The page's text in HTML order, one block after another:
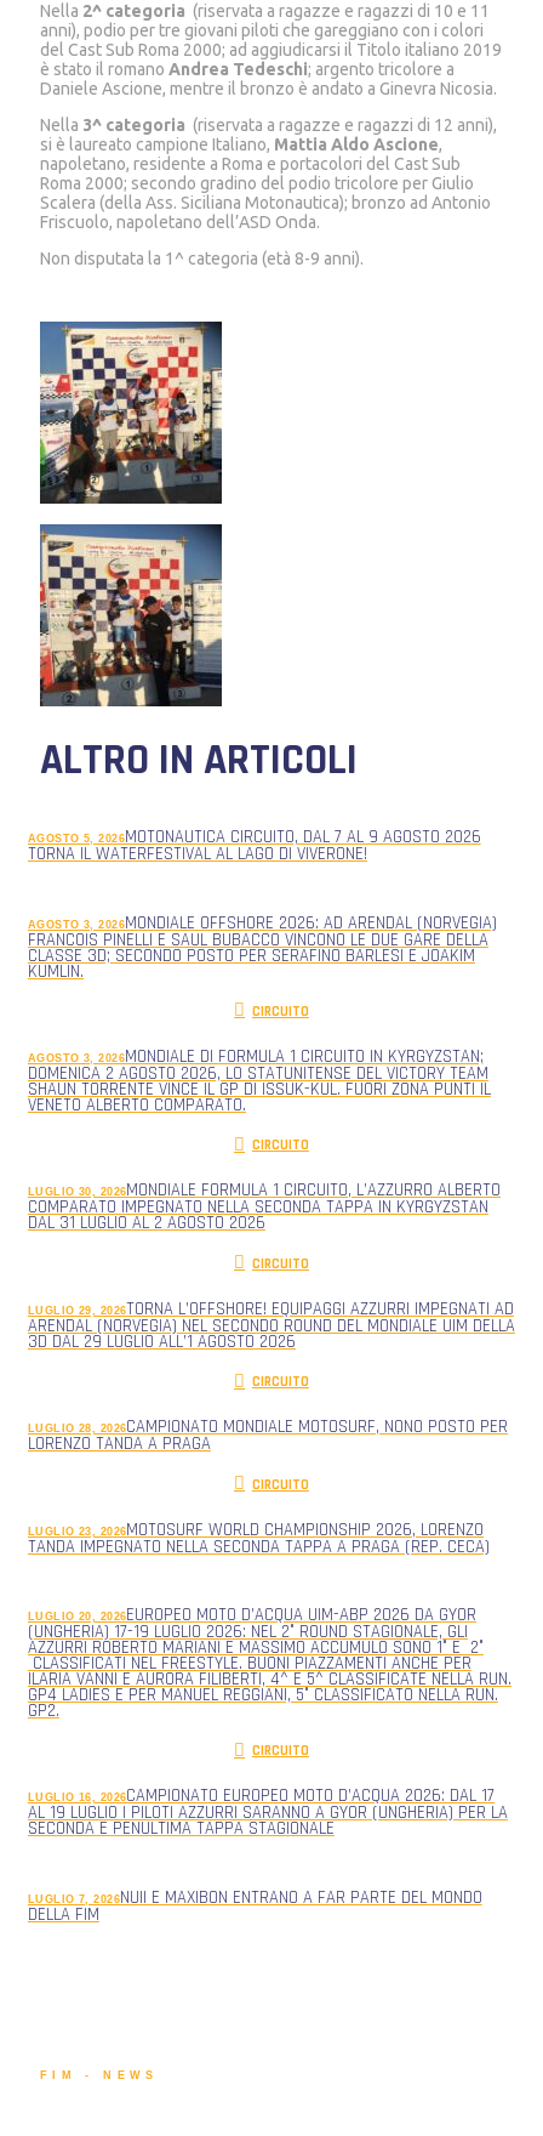
Nella 2^ categoria (riservata a ragazze e ragazzi di 10 e 11
anni), podio per tre giovani piloti che gareggiano con i colori
del Cast Sub Roma 2000; ad aggiudicarsi il Titolo italiano 2019
è stato il romano Andrea Tedeschi; argento tricolore a
Daniele Ascione, mentre il bronzo è andato a Ginevra Nicosia.
Nella 3^ categoria (riservata a ragazze e ragazzi di 12 anni),
si è laureato campione Italiano, Mattia Aldo Ascione,
napoletano, residente a Roma e portacolori del Cast Sub
Roma 2000; secondo gradino del podio tricolore per Giulio
Scalera (della Ass. Siciliana Motonautica); bronzo ad Antonio
Friscuolo, napoletano dell’ASD Onda.
Non disputata la 1^ categoria (età 8-9 anni).
ALTRO IN ARTICOLI
AGOSTO 5, 2026MOTONAUTICA CIRCUITO, DAL 7 AL 9 AGOSTO 2026
TORNA IL WATERFESTIVAL AL LAGO DI VIVERONE!
AGOSTO 3, 2026MONDIALE OFFSHORE 2026: AD ARENDAL (NORVEGIA)
FRANCOIS PINELLI E SAUL BUBACCO VINCONO LE DUE GARE DELLA
CLASSE 3D; SECONDO POSTO PER SERAFINO BARLESI E JOAKIM
KUMLIN.
CIRCUITO
AGOSTO 3, 2026MONDIALE DI FORMULA 1 CIRCUITO IN KYRGYZSTAN;
DOMENICA 2 AGOSTO 2026, LO STATUNITENSE DEL VICTORY TEAM
SHAUN TORRENTE VINCE IL GP DI ISSUK-KUL. FUORI ZONA PUNTI IL
VENETO ALBERTO COMPARATO.
CIRCUITO
LUGLIO 30, 2026MONDIALE FORMULA 1 CIRCUITO, L’AZZURRO ALBERTO
COMPARATO IMPEGNATO NELLA SECONDA TAPPA IN KYRGYZSTAN
DAL 31 LUGLIO AL 2 AGOSTO 2026
CIRCUITO
LUGLIO 29, 2026TORNA L’OFFSHORE! EQUIPAGGI AZZURRI IMPEGNATI AD
ARENDAL (NORVEGIA) NEL SECONDO ROUND DEL MONDIALE UIM DELLA
3D DAL 29 LUGLIO ALL’1 AGOSTO 2026
CIRCUITO
LUGLIO 28, 2026CAMPIONATO MONDIALE MOTOSURF, NONO POSTO PER
LORENZO TANDA A PRAGA
CIRCUITO
LUGLIO 23, 2026MOTOSURF WORLD CHAMPIONSHIP 2026, LORENZO
TANDA IMPEGNATO NELLA SECONDA TAPPA A PRAGA (REP. CECA)
LUGLIO 20, 2026EUROPEO MOTO D’ACQUA UIM-ABP 2026 DA GYOR
(UNGHERIA) 17-19 LUGLIO 2026: NEL 2° ROUND STAGIONALE, GLI
AZZURRI ROBERTO MARIANI E MASSIMO ACCUMULO SONO 1° E 2°
CLASSIFICATI NEL FREESTYLE. BUONI PIAZZAMENTI ANCHE PER
ILARIA VANNI E AURORA FILIBERTI, 4^ E 5^ CLASSIFICATE NELLA RUN.
GP4 LADIES E PER MANUEL REGGIANI, 5° CLASSIFICATO NELLA RUN.
GP2.
CIRCUITO
LUGLIO 16, 2026CAMPIONATO EUROPEO MOTO D’ACQUA 2026: DAL 17
AL 19 LUGLIO I PILOTI AZZURRI SARANNO A GYOR (UNGHERIA) PER LA
SECONDA E PENULTIMA TAPPA STAGIONALE
LUGLIO 7, 2026NUII E MAXIBON ENTRANO A FAR PARTE DEL MONDO
DELLA FIM
FIM - NEWS